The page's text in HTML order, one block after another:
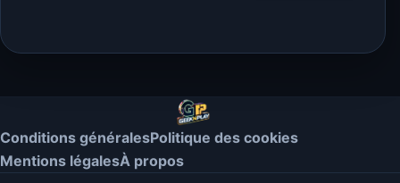
Conditions généralesPolitique des cookies
Mentions légalesÀ propos